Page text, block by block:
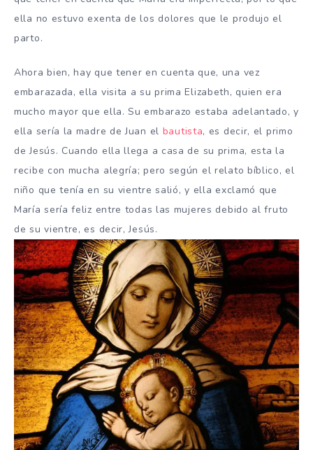
ella no estuvo exenta de los dolores que le produjo el
parto.
Ahora bien, hay que tener en cuenta que, una vez
embarazada, ella visita a su prima Elizabeth, quien era
mucho mayor que ella. Su embarazo estaba adelantado, y
ella sería la madre de Juan el bautista, es decir, el primo
de Jesús. Cuando ella llega a casa de su prima, esta la
recibe con mucha alegría; pero según el relato bíblico, el
niño que tenía en su vientre salió, y ella exclamó que
María sería feliz entre todas las mujeres debido al fruto
de su vientre, es decir, Jesús.